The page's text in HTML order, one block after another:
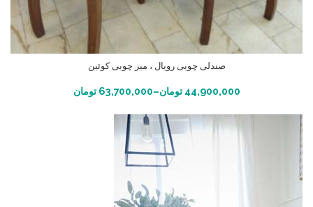
صندلی چوبی رویال ، میز چوبی کوئین
44,900,000 تومان–
63,700,000 تومان انتخاب گزینه ها